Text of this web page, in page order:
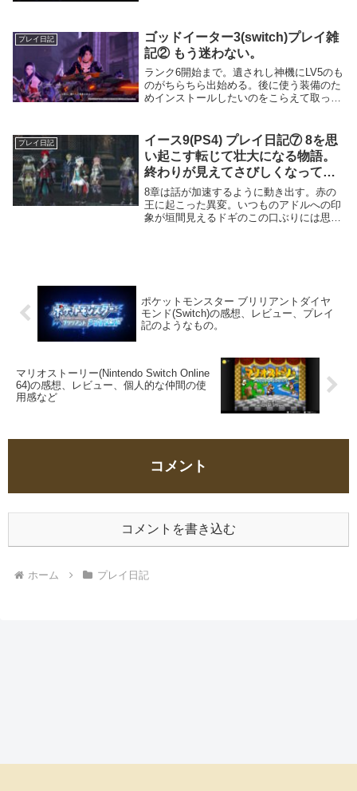
完璧を目指...
プレイ日記
ゴッドイーター3(switch)プレイ雑
記② もう迷わない。
ランク6開始まで。遺されし神機にLV5のも
のがちらちら出始める。後に使う装備のた
めインストールしたいのをこらえて取って
た。もっと早く気づけばよかった・・・。
動き速い...
プレイ日記
イース9(PS4) プレイ日記⑦ 8を思
い起こす転じて壮大になる物語。
終わりが見えてさびしくなってき
た。
8章は話が加速するように動き出す。赤の
王に起こった異変。いつものアドルへの印
象が垣間見えるドギのこの口ぶりには思わ
ポケットモンスター ブリリアントダイヤ
モンド(Switch)の感想、レビュー、プレイ
記のようなもの。
マリオストーリー(Nintendo Switch Online
64)の感想、レビュー、個人的な仲間の使
用感など
コメント
コメントを書き込む
ホーム プレイ日記